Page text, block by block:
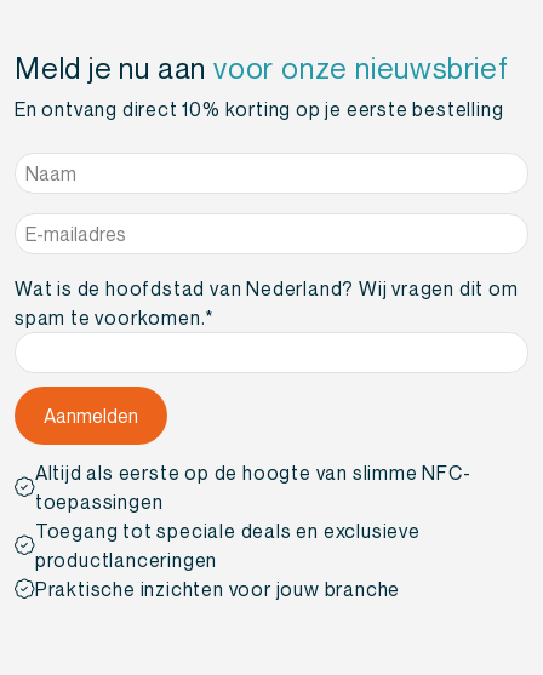
Meld je nu aanvoor onze nieuwsbrief
En ontvang direct 10% korting op je eerste bestelling
Naam*
E-
mailadres*
Wat is de hoofdstad van Nederland? Wij vragen dit om
spam te voorkomen.*
Altijd als eerste op de hoogte van slimme NFC-
toepassingen
Toegang tot speciale deals en exclusieve
productlanceringen
Praktische inzichten voor jouw branche